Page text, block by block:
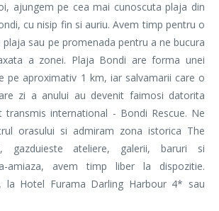
ajungem pe cea mai cunoscuta plaja din
cu nisip fin si auriu. Avem timp pentru o
sau pe promenada pentru a ne bucura
a zonei. Plaja Bondi are forma unei
pe aproximativ 1 km, iar salvamarii care o
zi a anului au devenit faimosi datorita
transmis international - Bondi Rescue. Ne
orasului si admiram zona istorica The
gazduieste ateliere, galerii, baruri si
amiaza, avem timp liber la dispozitie.
la Hotel Furama Darling Harbour 4* sau